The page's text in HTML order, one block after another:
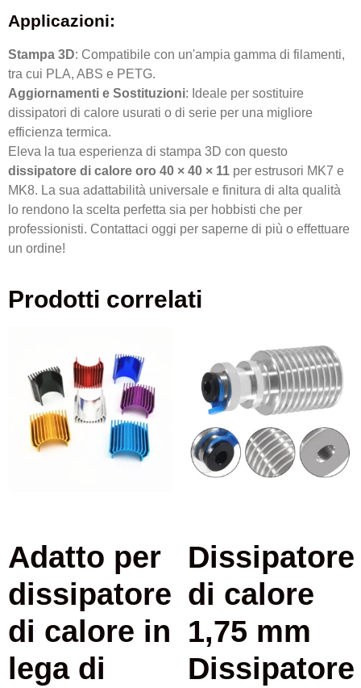
Applicazioni:
Stampa 3D: Compatibile con un'ampia gamma di filamenti,
tra cui PLA, ABS e PETG.
Aggiornamenti e Sostituzioni: Ideale per sostituire
dissipatori di calore usurati o di serie per una migliore
efficienza termica.
Eleva la tua esperienza di stampa 3D con questo
dissipatore di calore oro 40 × 40 × 11 per estrusori MK7 e
MK8. La sua adattabilità universale e finitura di alta qualità
lo rendono la scelta perfetta sia per hobbisti che per
professionisti. Contattaci oggi per saperne di più o effettuare
un ordine!
Prodotti correlati
Adatto per
dissipatore
di calore in
lega di
Dissipatore
di calore
1,75 mm
Dissipatore